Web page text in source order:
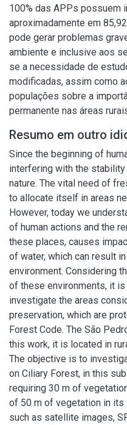
100% das APPs possuem
aproximadamente em
pode gerar problemas
ambiente e inclusive aos
se a necessidade de
modificadas, assim como
populações sobre a
permanente nas áreas
Resumo em outro
Since the beginning of
interfering with the
nature. The vital need of
to allocate itself in areas
However, today we
of human actions and the
these places, causes
of water, which can result
environment. Considering
of these environments, it
investigate the areas
preservation, which are
Forest Code. The São
this work, it is located in
The objective is to
on Ciliary Forest, in this
requiring 30 m of
of 50 m of vegetation in its
such as satellite images,